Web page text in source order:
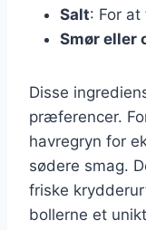
Salt: For
Smør eller
Disse
præferencer.
havregryn for
sødere smag.
friske
bollerne et